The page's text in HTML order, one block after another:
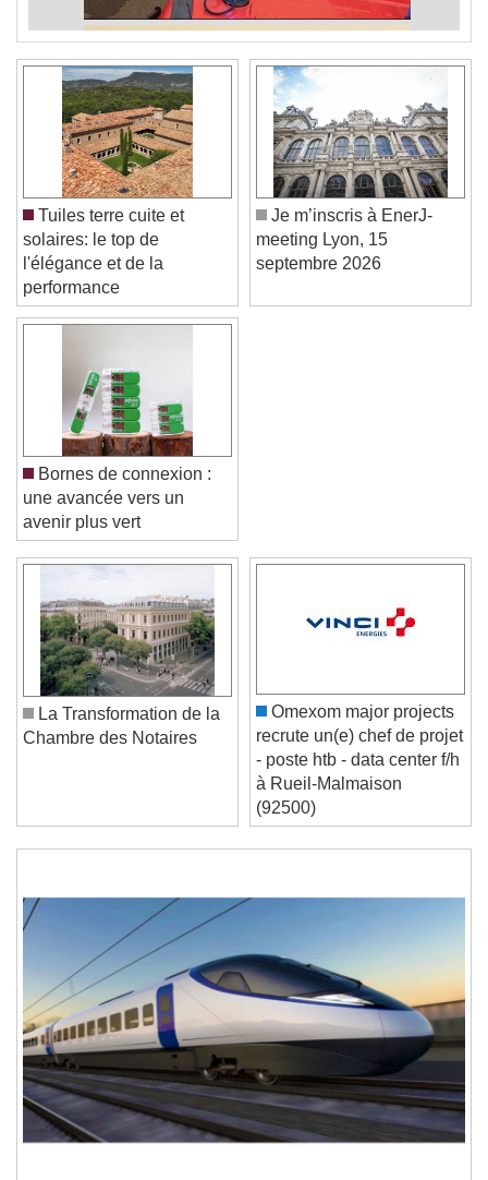
Video Player is loading.
Play Video
Play
Skip Backward
Unmute
Current Time 0:00
/
Seek to live, currently behind liveLIVE
Remaining Time-0:00
1x
Playback Rate
Chapters
Chapters
Descriptions
descriptions off, selected
Subtitles
subtitles settings, opens subtitles
settings dialog
subtitles off, selected
Tuiles terre cuite et
solaires: le top de
l'élégance et de la
performance
Je m’inscris à EnerJ-
meeting Lyon, 15
septembre 2026
Bornes de connexion :
une avancée vers un
avenir plus vert
La Transformation de la
Chambre des Notaires
Omexom major projects
recrute un(e) chef de projet
- poste htb - data center f/h
à Rueil-Malmaison
(92500)